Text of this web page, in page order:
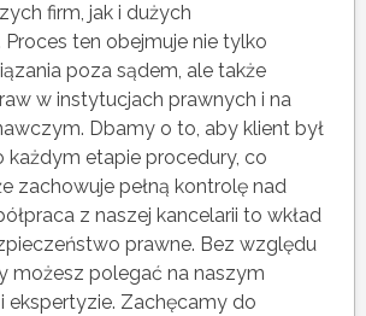
firm, jak i dużych
ten obejmuje nie tylko
poza sądem, ale także
w instytucjach prawnych i na
Dbamy o to, aby klient był
każdym etapie procedury, co
zachowuje pełną kontrolę nad
z naszej kancelarii to wkład
prawne. Bez względu
możesz polegać na naszym
ekspertyzie. Zachęcamy do